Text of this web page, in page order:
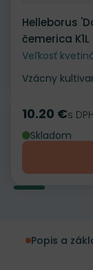
Helleborus
čemerica K1L
Veľkosť
Vzácny
Cena
10.20 €s DPH
Skladom
Popis a